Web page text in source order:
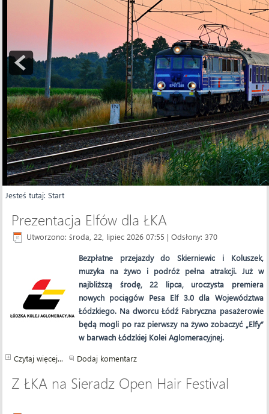
Jesteś tutaj:Start
Prezentacja Elfów dla ŁKA
Utworzono: środa, 22, lipiec 2026 07:55 | Odsłony: 370
Bezpłatne przejazdy do Skierniewic i Koluszek,
muzyka na żywo i podróż pełna atrakcji. Już w
najbliższą środę, 22 lipca, uroczysta premiera
nowych pociągów Pesa Elf 3.0 dla Województwa
Łódzkiego. Na dworcu Łódź Fabryczna pasażerowie
będą mogli po raz pierwszy na żywo zobaczyć „Elfy”
w barwach Łódzkiej Kolei Aglomeracyjnej.
Czytaj więcej... Dodaj komentarz
Z ŁKA na Sieradz Open Hair Festival